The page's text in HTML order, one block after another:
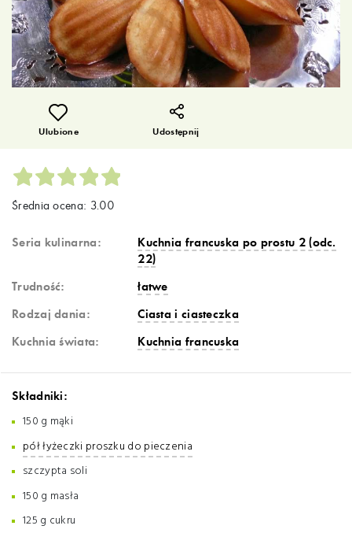
Ulubione Udostępnij
Średnia ocena: 3.00
Seria kulinarna:
Kuchnia francuska po prostu 2 (odc.
22)
Trudność:
łatwe
Rodzaj dania:
Ciasta i ciasteczka
Kuchnia świata:
Kuchnia francuska
Składniki:
150 g mąki
pół łyżeczki proszku do pieczenia
szczypta soli
150 g masła
125 g cukru